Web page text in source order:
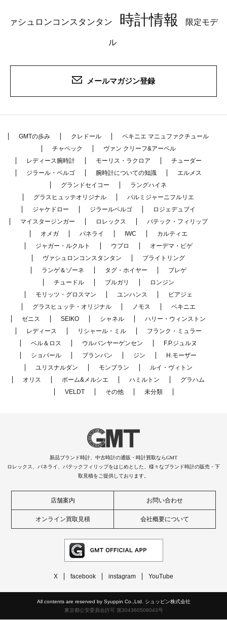
ァシュロンコンスタンタン 時計情報 限定モデ
ル
メールマガジン登録
GMTの歩み クレドール
ペキニエ マニュファクチュール
チャペック
ヴァン クリーフ&アーペル
レディース腕時計
モーリス・ラクロア
チューダー
ジラール・ペルゴ
腕時計についての知識
エルメス
グランドセイコー
ラングハイネ
グラスヒュッテオリジナル
パルミジャーニフルリエ
ジャケドロー
ジラールペルゴ
ロジェデュブイ
マイスタージンガー
ロレックス
パテック・フィリップ
オメガ
パネライ IWC
カルティエ
ジャガー・ルクルト
ウブロ
オーデマ・ピゲ
ヴァシュロンコンスタンタン
ブライトリング
ランゲ＆ゾーネ
タグ・ホイヤー
ブレゲ
チュードル
ブルガリ
ロンジン
モリッツ・グロスマン
ユンハンス
ピアジェ
グラスヒュッテ・オリジナル
ノモス
ペキニエ
ゼニス
SEIKO シャネル
ハリー・ウィンストン
レディース
リシャール・ミル
フランク・ミュラー
ベル＆ロス
ウルバンヤーゲンセン
F.P.ジュルヌ
ショパール
ブランパン ジン
H.モーザー
ユリスナルダン
モンブラン
ルイ・ヴィトン
オリス
ボーム&メルシエ ハミルトン
グラハム
VELDT
その他 未分類
新品ブランド時計、中古時計の通販・時計買取ならGMT
ロレックス、パネライ、パテックフィリップをはじめとした、様々なブランド時計の販売・下
取見積をご提供しております。
店舗案内 お問い合わせ
オンライン買取見積 会社概要について
X facebook instagram YouTube
All contents are reserved by Syuppin Co.,Ltd. シュッピン株式会社
東京都公安委員会許可 第304360508043号